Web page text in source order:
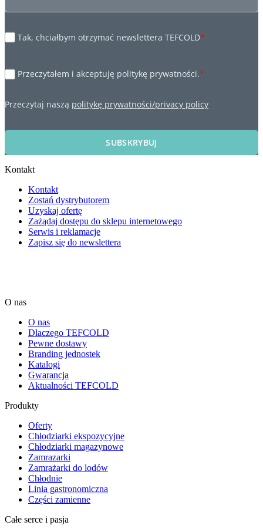
Tak, chciałbym otrzymać newslettera TEFCOLD*
Przeczytałem i akceptuję politykę prywatności.*
Przeczytaj naszą politykę prywatności/privacy policy
SUBSKRYBUJ
Kontakt
Kontakt
Zostań dystrybutorem
Uzyskaj ofertę
Zażądaj dostępu do sklepu internetowego
Serwis i reklamacje
Zapisz się do newslettera
O nas
O nas
Dlaczego TEFCOLD
Pewne dostawy
Branding jednostek
Katalogi
Gwarancja
Aktualności TEFCOLD
Produkty
Oferty
Chłodziarki ekspozycyjne
Chłodziarki magazynowe
Zamrazarki
Zamrażarki do lodów
Chłodnie
Linia gastronomiczna
Części zamienne
Całe serce i pasja